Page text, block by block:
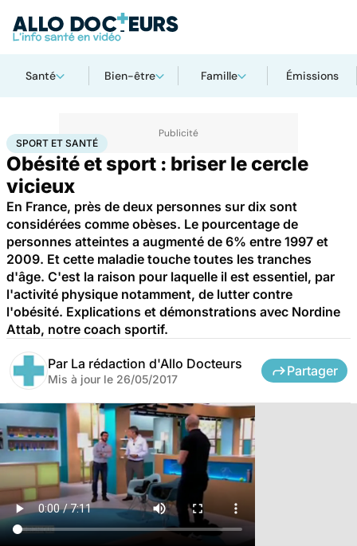
Santé Bien-être Famille Émissions
AccueilBien-êtreSport santé Sport et santé
SPORT ET SANTÉ
Obésité et sport : briser le cercle
vicieux
En France, près de deux personnes sur dix sont
considérées comme obèses. Le pourcentage de
personnes atteintes a augmenté de 6% entre 1997 et
2009. Et cette maladie touche toutes les tranches
d'âge. C'est la raison pour laquelle il est essentiel, par
l'activité physique notamment, de lutter contre
l'obésité. Explications et démonstrations avec Nordine
Attab, notre coach sportif.
Par La rédaction d'Allo Docteurs
Mis à jour le 26/05/2017
Partager